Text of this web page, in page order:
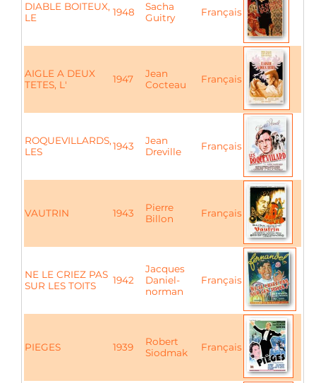
DIABLE BOITEUX,
LE
1948
Sacha
Guitry
Français
AIGLE A DEUX
TETES, L'
1947
Jean
Cocteau
Français
ROQUEVILLARDS,
LES
1943
Jean
Dreville
Français
VAUTRIN 1943
Pierre
Billon
Français
NE LE CRIEZ PAS
SUR LES TOITS
1942
Jacques
Daniel-
norman
Français
PIEGES 1939
Robert
Siodmak
Français